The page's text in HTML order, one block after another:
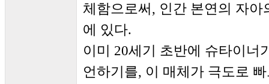
체함으로써, 인간 본연의 자
에 있다.
이미 20세기 초반에 슈타이너
언하기를, 이 매체가 극도로